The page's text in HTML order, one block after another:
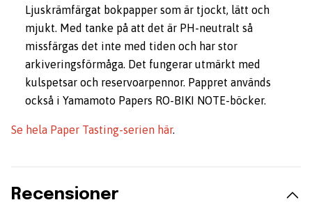
Ljuskrämfärgat bokpapper som är tjockt, lätt och
mjukt. Med tanke på att det är PH-neutralt så
missfärgas det inte med tiden och har stor
arkiveringsförmåga. Det fungerar utmärkt med
kulspetsar och reservoarpennor. Pappret används
också i Yamamoto Papers RO-BIKI NOTE-böcker.
Se hela Paper Tasting-serien här.
Recensioner